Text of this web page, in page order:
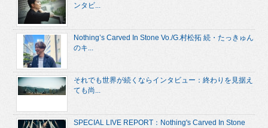
ンタビ...
Nothing’s Carved In Stone Vo./G.村松拓 続・たっきゅん
のキ...
それでも世界が続くならインタビュー：終わりを見据え
ても尚...
SPECIAL LIVE REPORT：Nothing's Carved In Stone